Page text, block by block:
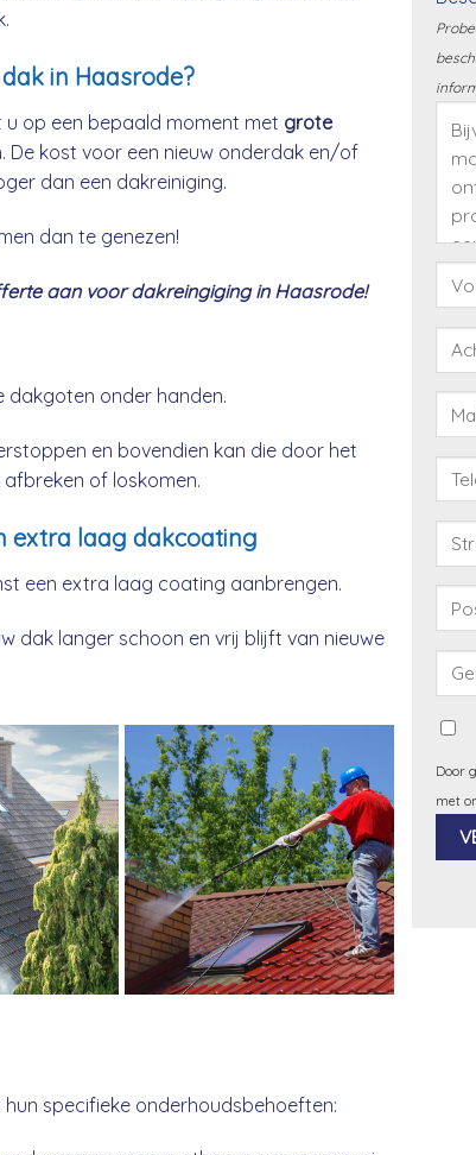
in Haasrode?
op een bepaald moment met grote
De kost voor een nieuw onderdak en/of
dan een dakreiniging.
dan te genezen!
aan voor dakreingiging in Haasrode!
dakgoten onder handen.
en bovendien kan die door het
of loskomen.
extra laag dakcoating
een extra laag coating aanbrengen.
dak langer schoon en vrij blijft van nieuwe
specifieke onderhoudsbehoeften:
Door
met